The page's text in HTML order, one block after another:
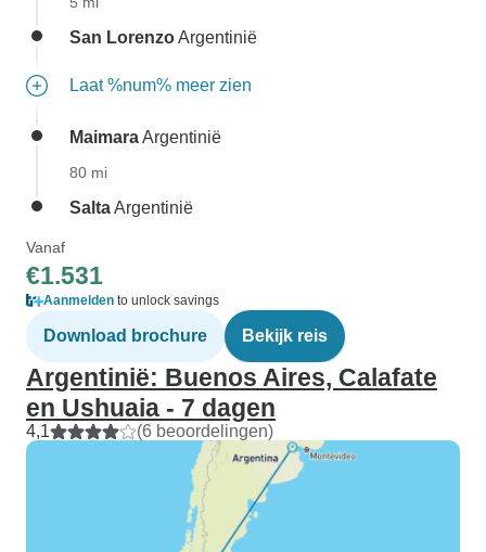
San LorenzoArgentinië
Laat %num% meer zien
MaimaraArgentinië
80 mi
SaltaArgentinië
Vanaf
€1.531
Aanmelden to unlock savings
Download brochure Bekijk reis
Argentinië: Buenos Aires, Calafate
en Ushuaia - 7 dagen
4,1 (6 beoordelingen)